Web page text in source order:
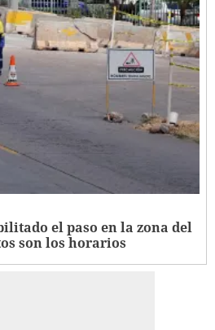
el paso en la zona del
son los horarios